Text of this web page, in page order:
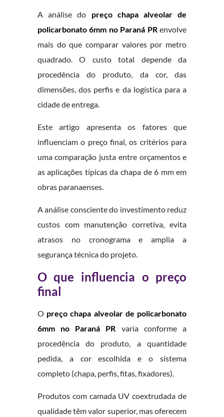
A análise do preço chapa alveolar de
policarbonato 6mm no Paraná PRenvolve
mais do que comparar valores por metro
quadrado. O custo total depende da
procedência do produto, da cor, das
dimensões, dos perfis e da logística para a
cidade de entrega.
Este artigo apresenta os fatores que
influenciam o preço final, os critérios para
uma comparação justa entre orçamentos e
as aplicações típicas da chapa de 6 mm em
obras paranaenses.
A análise consciente do investimento reduz
custos com manutenção corretiva, evita
atrasos no cronograma e amplia a
segurança técnica do projeto.
O que influencia o preço
final
O preço chapa alveolar de policarbonato
6mm no Paraná PR varia conforme a
procedência do produto, a quantidade
pedida, a cor escolhida e o sistema
completo (chapa, perfis, fitas, fixadores).
Produtos com camada UV coextrudada de
qualidade têm valor superior, mas oferecem